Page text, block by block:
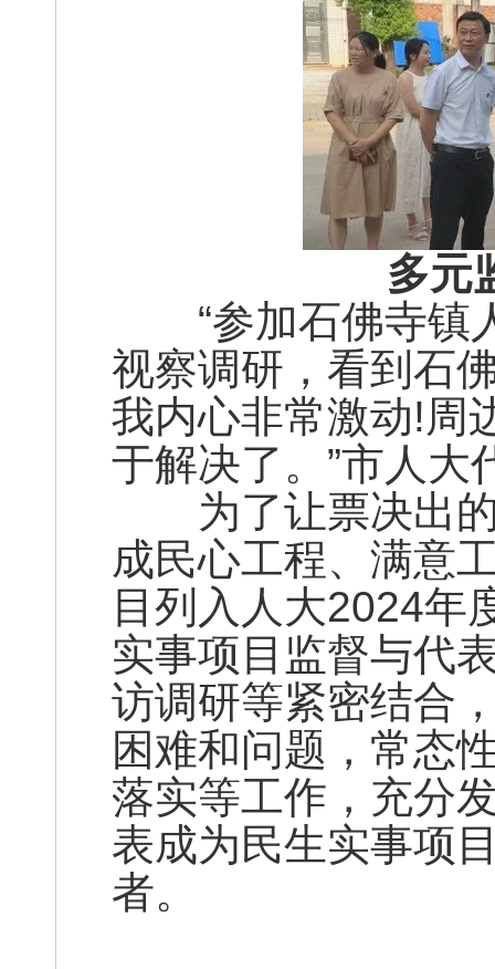
多元
“参加石佛寺镇
视察调研，看到石
我内心非常激动!周
于解决了。”市人大
为了让票决出的
成民心工程、满意
目列入人大2024年
实事项目监督与代
访调研等紧密结合
困难和问题，常态
落实等工作，充分
表成为民生实事项
者。